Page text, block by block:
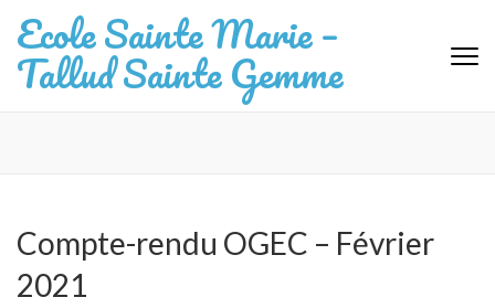
au
contenu
(Pressez
Ecole Sainte Marie –
Tallud Sainte Gemme
Compte-rendu OGEC – Février
2021